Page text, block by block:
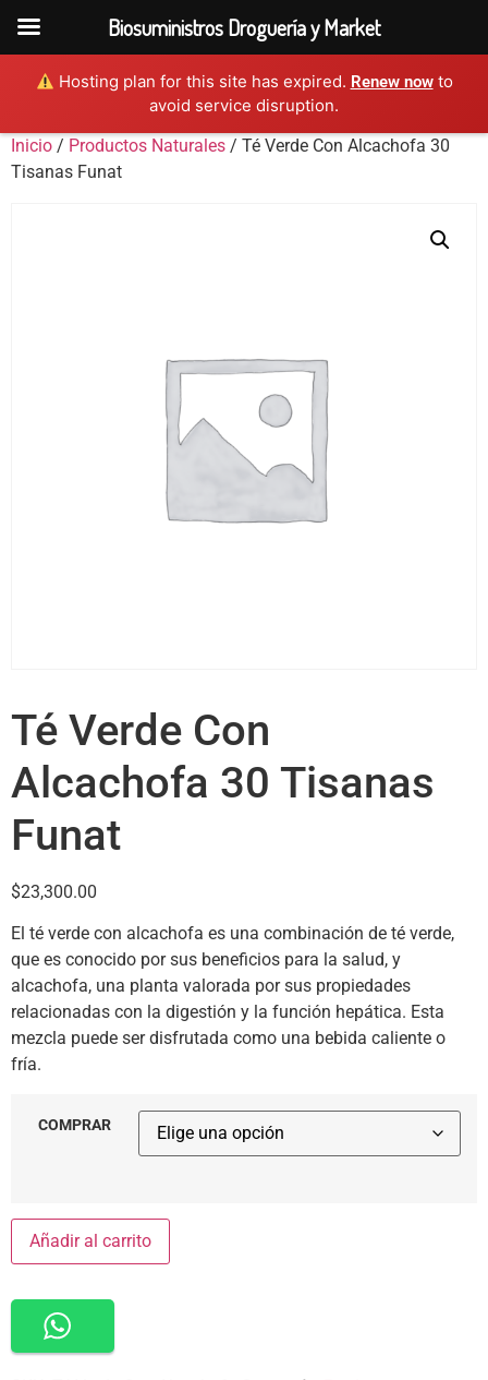
Hosting plan for this site has expired. Renew nowto
avoid service disruption.
Inicio / Productos Naturales / Té Verde Con Alcachofa 30
Tisanas Funat
Té Verde Con
Alcachofa 30 Tisanas
Funat
$23,300.00
El té verde con alcachofa es una combinación de té verde,
que es conocido por sus beneficios para la salud, y
alcachofa, una planta valorada por sus propiedades
relacionadas con la digestión y la función hepática. Esta
mezcla puede ser disfrutada como una bebida caliente o
fría.
COMPRAR
Añadir al carrito
Biosuministros Droguería y Market